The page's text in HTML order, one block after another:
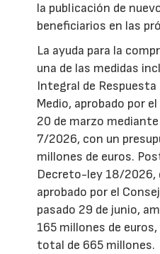
la publicación de
beneficiarios en las
La ayuda para la
una de las medidas
Integral de Respuesta
Medio, aprobado por
20 de marzo
7/2026, con un
millones de euros.
Decreto-ley 18/2026,
aprobado por el
pasado 29 de junio,
165 millones de
total de 665 millones.